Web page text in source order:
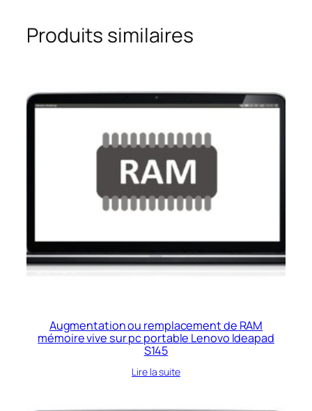
Produits similaires
Augmentation ou remplacement de RAM
mémoire vive sur pc portable Lenovo Ideapad
S145
Lire la suite